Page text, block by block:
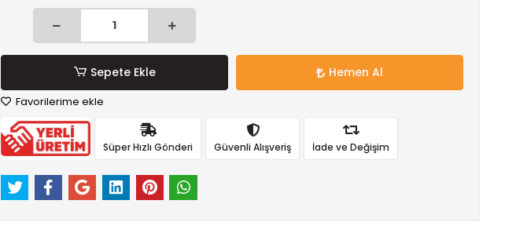
Sepete Ekle Hemen Al
Favorilerime ekle
Süper Hızlı Gönderi Güvenli Alışveriş İade ve Değişim